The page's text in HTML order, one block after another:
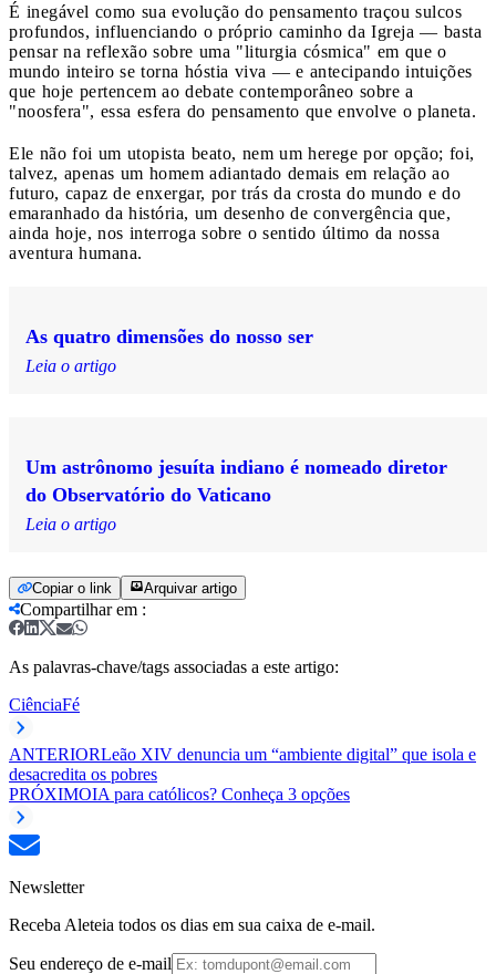
É inegável como sua evolução do pensamento traçou sulcos
profundos, influenciando o próprio caminho da Igreja — basta
pensar na reflexão sobre uma "liturgia cósmica" em que o
mundo inteiro se torna hóstia viva — e antecipando intuições
que hoje pertencem ao debate contemporâneo sobre a
"noosfera", essa esfera do pensamento que envolve o planeta.
Ele não foi um utopista beato, nem um herege por opção; foi,
talvez, apenas um homem adiantado demais em relação ao
futuro, capaz de enxergar, por trás da crosta do mundo e do
emaranhado da história, um desenho de convergência que,
ainda hoje, nos interroga sobre o sentido último da nossa
aventura humana.
As quatro dimensões do nosso ser
Leia o artigo
Um astrônomo jesuíta indiano é nomeado diretor
do Observatório do Vaticano
Leia o artigo
Copiar o link Arquivar artigo
Compartilhar em :
As palavras-chave/tags associadas a este artigo:
CiênciaFé
ANTERIORLeão XIV denuncia um “ambiente digital” que isola e
desacredita os pobres
PRÓXIMOIA para católicos? Conheça 3 opções
Newsletter
Receba Aleteia todos os dias em sua caixa de e-mail.
Seu endereço de e-mail